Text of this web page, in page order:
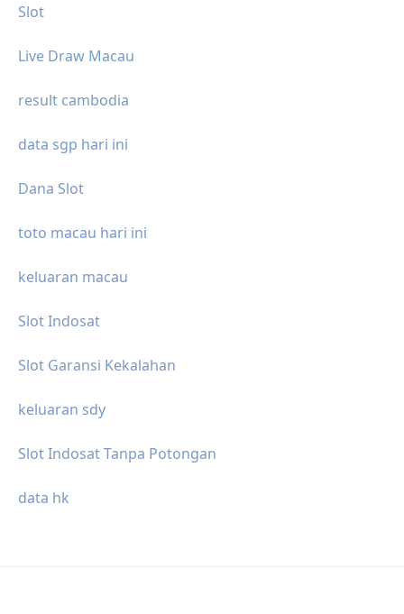
Slot
Live Draw Macau
result cambodia
data sgp hari ini
Dana Slot
toto macau hari ini
keluaran macau
Slot Indosat
Slot Garansi Kekalahan
keluaran sdy
Slot Indosat Tanpa Potongan
data hk